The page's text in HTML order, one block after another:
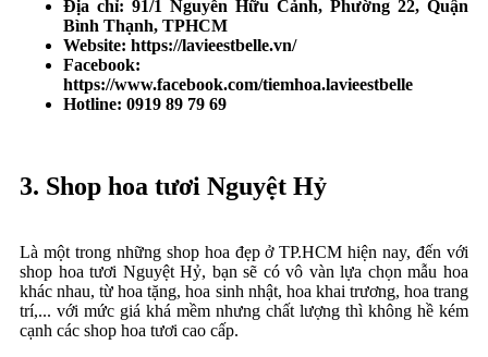
Địa chỉ: 91/1 Nguyễn Hữu Cảnh, Phường 22, Quận
Bình Thạnh, TPHCM
Website: https://lavieestbelle.vn/
Facebook:
https://www.facebook.com/tiemhoa.lavieestbelle
Hotline: 0919 89 79 69
3. Shop hoa tươi Nguyệt Hỷ
Là một trong những shop hoa đẹp ở TP.HCM hiện nay, đến với
shop hoa tươi Nguyệt Hỷ, bạn sẽ có vô vàn lựa chọn mẫu hoa
khác nhau, từ hoa tặng, hoa sinh nhật, hoa khai trương, hoa trang
trí,... với mức giá khá mềm nhưng chất lượng thì không hề kém
cạnh các shop hoa tươi cao cấp.